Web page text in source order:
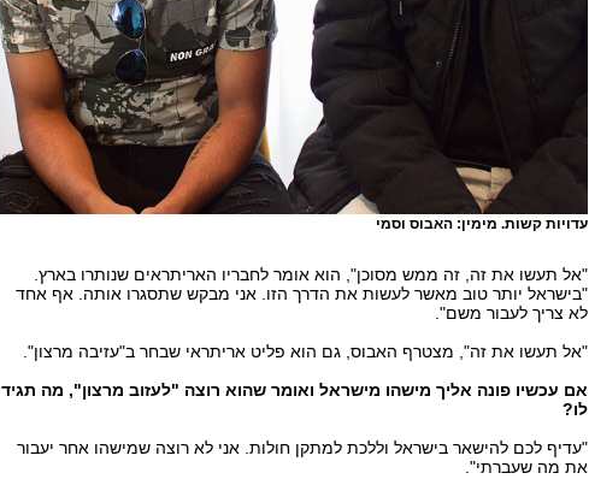
עדויות קשות. מימין: האבוס וסמי
"אל תעשו את זה, זה ממש מסוכן", הוא אומר לחבריו האריתראים שנותרו בארץ.
"בישראל יותר טוב מאשר לעשות את הדרך הזו. אני מבקש שתסגרו אותה. אף אחד
לא צריך לעבור משם".
"אל תעשו את זה", מצטרף האבוס, גם הוא פליט אריתראי שבחר ב"עזיבה מרצון".
אם עכשיו פונה אליך מישהו מישראל ואומר שהוא רוצה "לעזוב מרצון", מה תגיד
לו?
"עדיף לכם להישאר בישראל וללכת למתקן חולות. אני לא רוצה שמישהו אחר יעבור
את מה שעברתי".